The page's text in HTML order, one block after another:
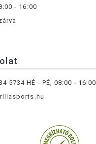
- 16:00
5734 HÉ - PÉ, 08:00 - 16:00